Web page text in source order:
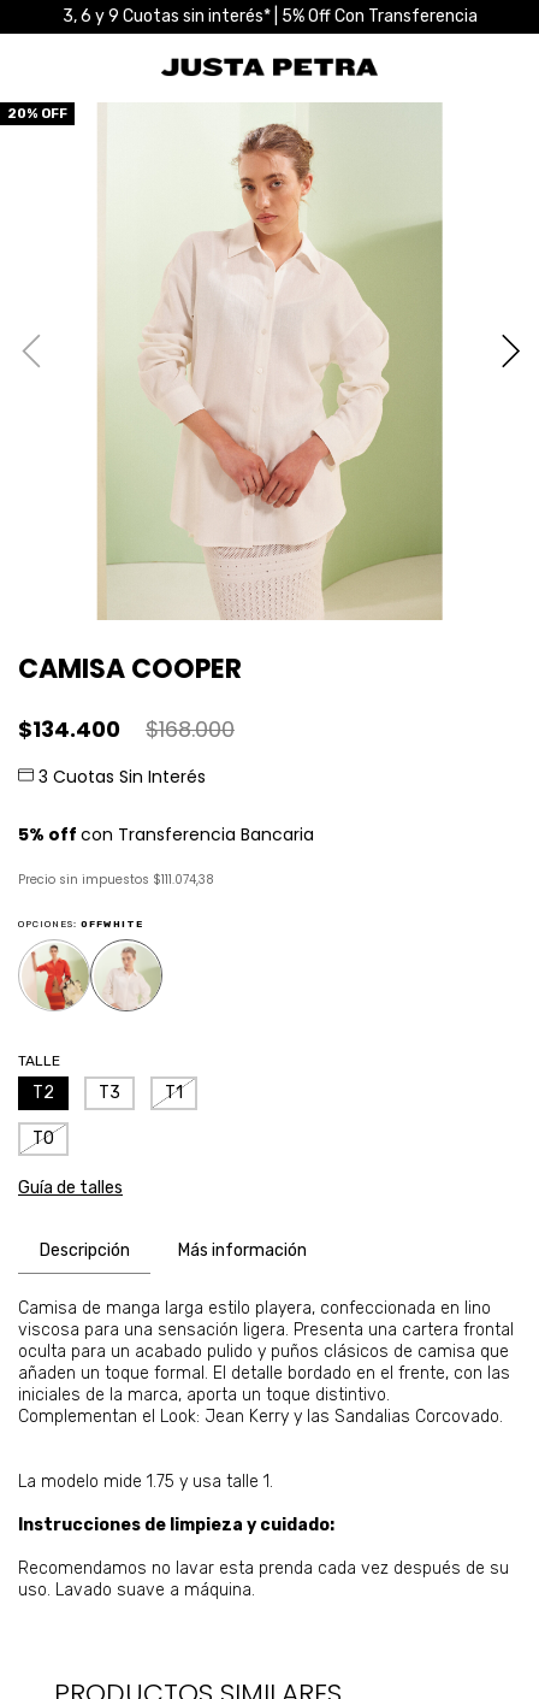
3, 6 y 9 Cuotas sin interés* | 5% Off Con Transferencia
20% OFF
CAMISA COOPER
$134.400 $168.000
Precio sin impuestos $111.074,38
OPCIONES: OFFWHITE
TALLE
T2 T3 T1
T0
Guía de talles
Descripción Más información
Camisa de manga larga estilo playera, confeccionada en lino
viscosa para una sensación ligera. Presenta una cartera frontal
oculta para un acabado pulido y puños clásicos de camisa que
añaden un toque formal. El detalle bordado en el frente, con las
iniciales de la marca, aporta un toque distintivo.
Complementan el Look: Jean Kerry y las Sandalias Corcovado.
La modelo mide 1.75 y usa talle 1.
Instrucciones de limpieza y cuidado:
Recomendamos no lavar esta prenda cada vez después de su
uso. Lavado suave a máquina.